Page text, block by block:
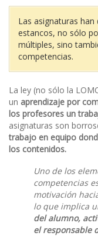
Las asignaturas
estancos, no sólo
múltiples, sino
competencias.
La ley (no sólo la
un aprendizaje por
los profesores un
asignaturas son
trabajo en equipo
los contenidos.
Uno de los
competencias
motivación
lo que implica
del alumno,
el responsable